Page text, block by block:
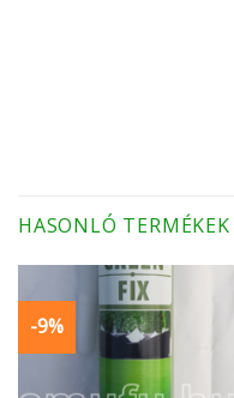
HASONLÓ TERMÉKEK
-9%